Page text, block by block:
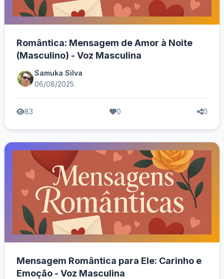
Romântica: Mensagem de Amor à Noite
(Masculino) - Voz Masculina
Samuka Silva
06/08/2025
83 0 0
Mensagem Romântica para Ele: Carinho e
Emoção - Voz Masculina